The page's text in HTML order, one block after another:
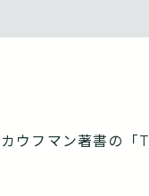
ウフマン著書の